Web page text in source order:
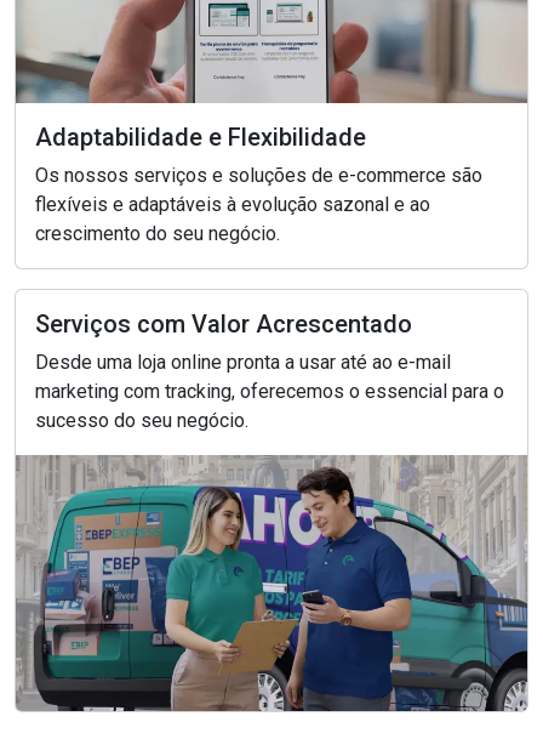
Adaptabilidade e Flexibilidade
Os nossos serviços e soluções de e-commerce são
flexíveis e adaptáveis ​​à evolução sazonal e ao
crescimento do seu negócio.
Serviços com Valor Acrescentado
Desde uma loja online pronta a usar até ao e-mail
marketing com tracking, oferecemos o essencial para o
sucesso do seu negócio.